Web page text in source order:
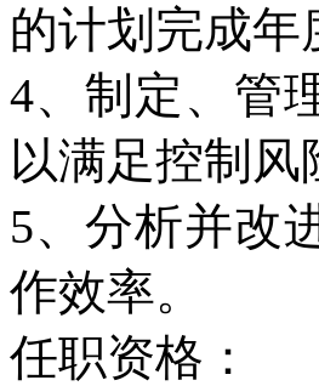
的计划完成
4、制定、管
以满足控制风
5、分析并改
作效率。
任职资格：